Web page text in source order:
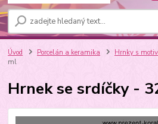
Úvod Porcelán a keramika Hrnky s
ml
Hrnek se srdíčky -